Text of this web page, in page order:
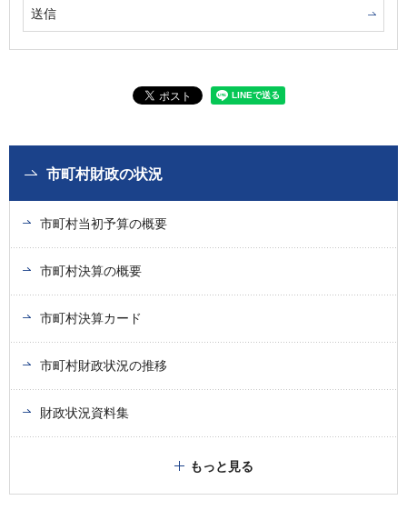
市町村財政の状況
市町村当初予算の概要
市町村決算の概要
市町村決算カード
市町村財政状況の推移
財政状況資料集
もっと見る